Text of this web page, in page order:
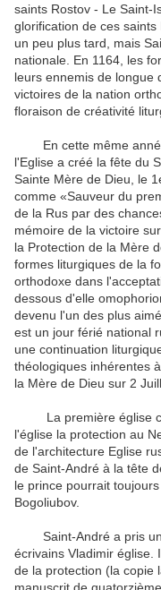
saints Rostov - Le Saint-
glorification de ces
un peu plus tard, mais
nationale. En 1164, les
leurs ennemis de longue
victoires de la nation
floraison de créativité
En cette même année
l'Eglise a créé la fête du
Sainte Mère de Dieu, le
comme «Sauveur du
de la Rus par des
mémoire de la victoire
la Protection de la Mère
formes liturgiques de la
orthodoxe dans
dessous d'elle
devenu l'un des plus
est un jour férié national
une continuation
théologiques inhérentes
la Mère de Dieu sur 2
La première église
l'église la protection au
de l'architecture Eglise
de Saint-André à la tête
le prince pourrait
Bogoliubov.
Saint-André a pris
écrivains Vladimir église.
de la protection (la copie